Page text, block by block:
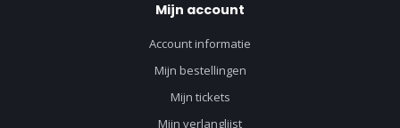
Mijn account
Account informatie
Mijn bestellingen
Mijn tickets
Mijn verlanglijst